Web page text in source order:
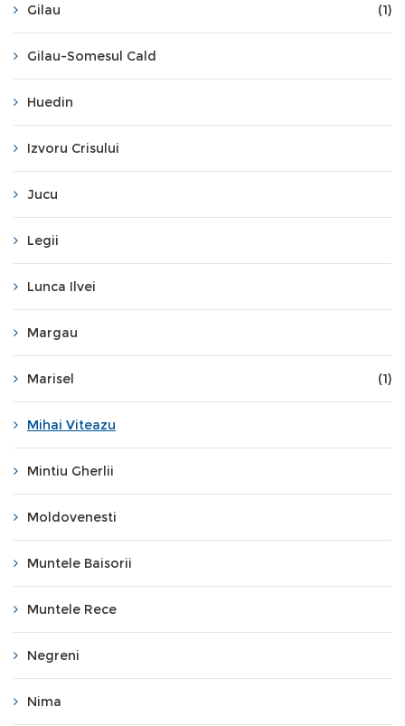
Gilau (1)
Gilau-Somesul Cald
Huedin
Izvoru Crisului
Jucu
Legii
Lunca Ilvei
Margau
Marisel (1)
Mihai Viteazu
Mintiu Gherlii
Moldovenesti
Muntele Baisorii
Muntele Rece
Negreni
Nima